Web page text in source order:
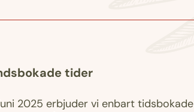
tider
2025 erbjuder vi enbart tidsbokade